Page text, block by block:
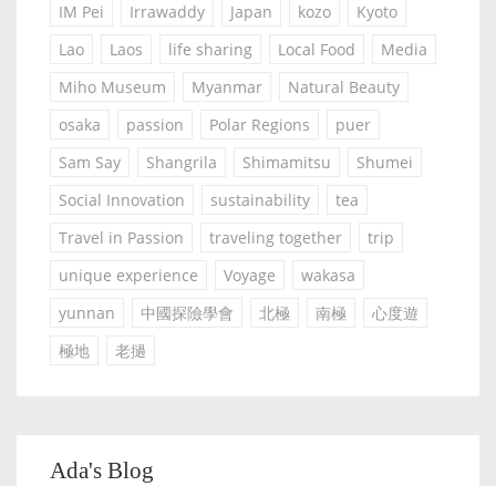
IM Pei
Irrawaddy Japan kozo
Kyoto
Lao
Laos life sharing Local Food
Media
Miho Museum
Myanmar
Natural Beauty
osaka
passion Polar Regions
puer
Sam Say
Shangrila Shimamitsu
Shumei
Social Innovation
sustainability
tea
Travel in Passion
traveling together
trip
unique experience
Voyage
wakasa
yunnan
中國探險學會 北極 南極
心度遊
極地
老撾
Ada's Blog